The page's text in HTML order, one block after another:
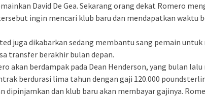
David De Gea. Sekarang orang dekat Romero
ingin mencari klub baru dan mendapatkan waktu
juga dikabarkan sedang membantu sang pemain untuk
transfer berakhir bulan depan.
akan berdampak pada Dean Henderson, yang bulan
berdurasi lima tahun dengan gaji 120.000
dipinjamkan dan klub baru akan membayar gajinya.